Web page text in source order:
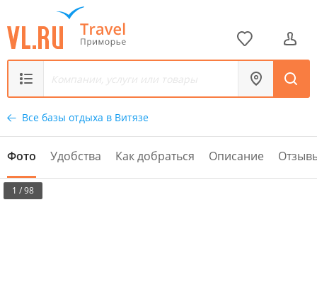
Все базы отдыха в Витязе
Фото Удобства Как добраться Описание
1 / 98